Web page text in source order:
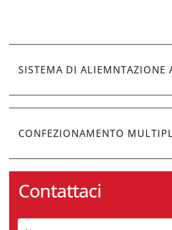
SISTEMA DI ALIEMNTAZIONE
CONFEZIONAMENTO
Contattaci